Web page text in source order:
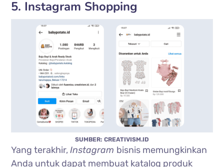
5. Instagram Shopping
SUMBER: CREATIVISM.ID
Yang terakhir,Instagram bisnis memungkinkan
Anda untuk dapat membuat katalog produk